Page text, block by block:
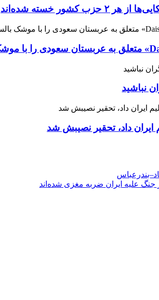
خسته شده‌اند
نباشید
ایران داد، تحقیر نصیبش شد
علیه ایران ضربه مغزی شده‌اند